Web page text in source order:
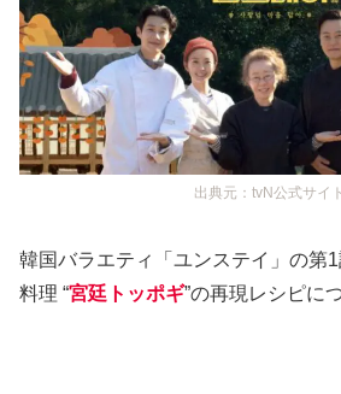
出典元：tvN公式サイト
韓国バラエティ「ユンステイ」の第
料理 “宮廷トッポギ”の再現レシピに